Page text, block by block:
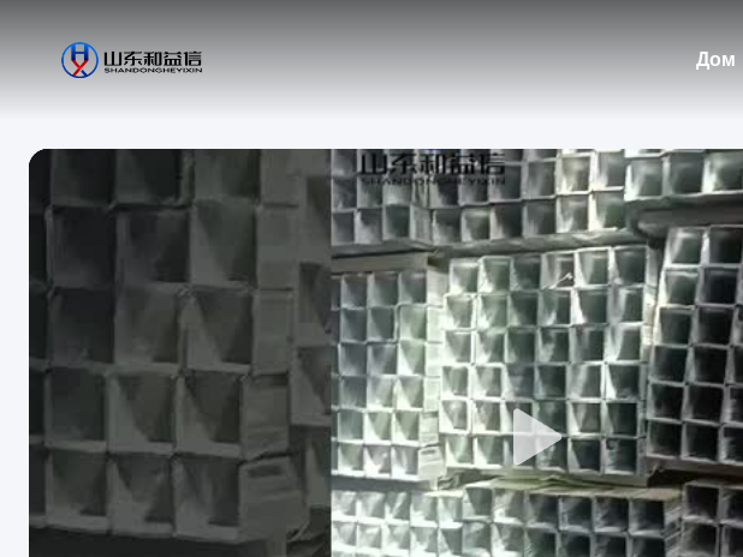
Дом